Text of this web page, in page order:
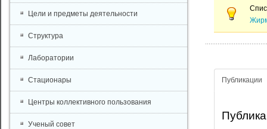
Публикации
Цели и предметы деятельности
Структура
Лаборатории
Стационары
Центры коллективного пользования
Ученый совет